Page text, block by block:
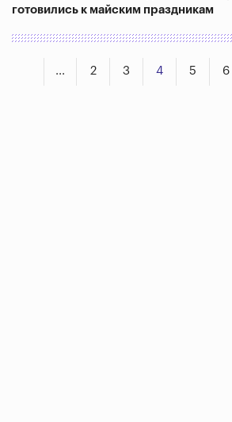
готовились к майским праздникам
... 2 3 4 5 6